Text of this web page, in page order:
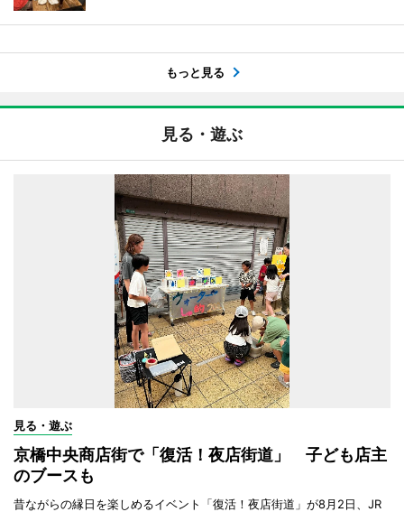
もっと見る
見る・遊ぶ
見る・遊ぶ
京橋中央商店街で「復活！夜店街道」 子ども店主
のブースも
昔ながらの縁日を楽しめるイベント「復活！夜店街道」が8月2日、JR